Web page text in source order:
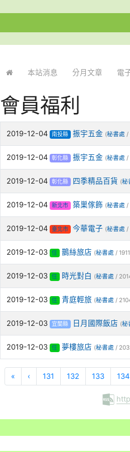
本站消息 分月文章 電
會員福利
2019-12-04 南投縣 振宇五金 (秘書處 /
2019-12-04 彰化縣 振宇五金 (秘書處 /
2019-12-04 彰化縣 四季精品百貨 (秘
2019-12-04 新北市 築巣傢飾 (秘書處 /
2019-12-04 臺北市 今華電子 (秘書處 /
2019-12-03 住 鵲絲旅店 (秘書處 /
2019-12-03 住 時光對白 (秘書處 /
2019-12-03 住 青庭輕旅 (秘書處 /
2019-12-03 宜蘭縣 日月國際飯店 (秘
2019-12-03 住 夢樓旅店 (秘書處 /
« ‹ 131 132 133 134